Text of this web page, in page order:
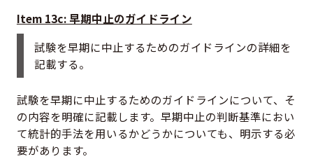
Item 13c: 早期中止のガイドライン
試験を早期に中止するためのガイドラインの詳細を
記載する。
試験を早期に中止するためのガイドラインについて、そ
の内容を明確に記載します。早期中止の判断基準におい
て統計的手法を用いるかどうかについても、明示する必
要があります。